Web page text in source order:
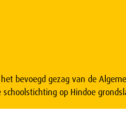
bevoegd gezag van de
op Hindoe